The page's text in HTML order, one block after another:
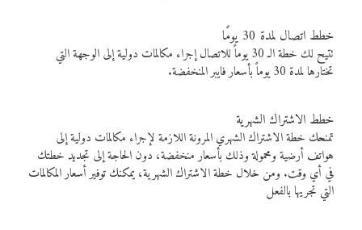
خطط اتصال لمدة 30 يومًا
تتيح لك خطة الـ 30 يوماً للاتصال إجراء مكالمات دولية إلى الوجهة التي
تختارها لمدة 30 يوماً بأسعار فايبر المنخفضة.
خطط الاشتراك الشهرية
تمنحك خطة الاشتراك الشهري المرونة اللازمة لإجراء مكالمات دولية إلى
هواتف أرضية ومحمولة وذلك بأسعار منخفضة، دون الحاجة إلى تجديد خطتك
في أي وقت. ومن خلال خطة الاشتراك الشهرية، يمكنك توفير أسعار المكالمات
التي تجريها بالفعل